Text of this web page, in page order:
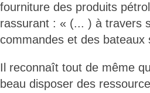
fourniture des produits
rassurant : « (... ) à travers
commandes et des bateaux
Il reconnaît tout de même
beau disposer des